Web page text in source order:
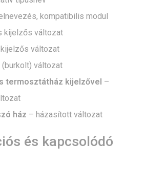
kompatibilis modul
kijelzős változat
változat
változat
termosztátház kijelzővel –
ház – házasított változat
és kapcsolódó